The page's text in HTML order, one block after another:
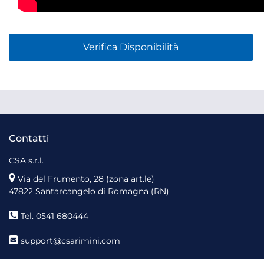
Verifica Disponibilità
Contatti
CSA s.r.l.
Via del Frumento, 28 (zona art.le)
47822 Santarcangelo di Romagna (RN)
Tel. 0541 680444
support@csarimini.com